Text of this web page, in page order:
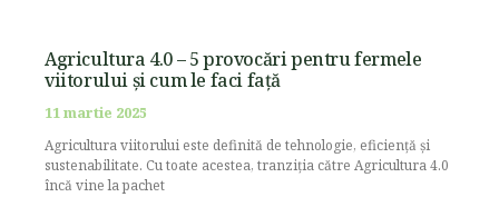
Agricultura 4.0 – 5 provocări pentru fermele
viitorului și cum le faci față
11 martie 2025
Agricultura viitorului este definită de tehnologie, eficiență și
sustenabilitate. Cu toate acestea, tranziția către Agricultura 4.0
încă vine la pachet